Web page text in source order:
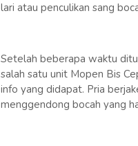
lari atau penculikan sang
Setelah beberapa waktu
salah satu unit Mopen Bis
info yang didapat. Pria
menggendong bocah yang